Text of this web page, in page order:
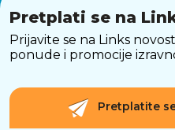
Pretplati se na
Prijavite se na Links
ponude i promocije
Pretplatite